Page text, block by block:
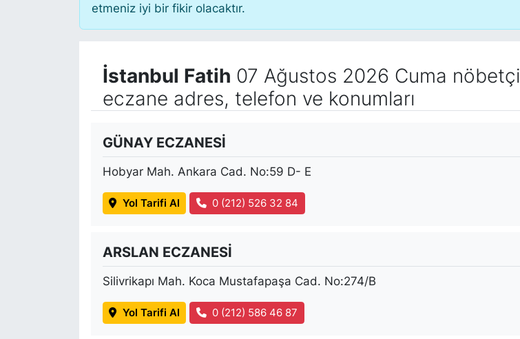
etmeniz iyi bir fikir olacaktır.
İstanbul Fatih 07 Ağustos 2026 Cuma nöbetçi
eczane adres, telefon ve konumları
GÜNAY ECZANESİ
Hobyar Mah. Ankara Cad. No:59 D- E
Yol Tarifi Al 0 (212) 526 32 84
ARSLAN ECZANESİ
Silivrikapı Mah. Koca Mustafapaşa Cad. No:274/B
Yol Tarifi Al 0 (212) 586 46 87